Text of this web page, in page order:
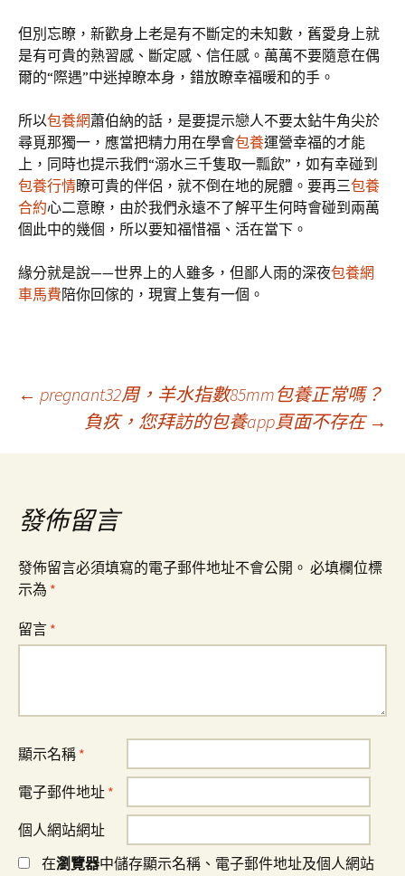
但別忘瞭，新歡身上老是有不斷定的未知數，舊愛身上就
是有可貴的熟習感、斷定感、信任感。萬萬不要隨意在偶
爾的“際遇”中迷掉瞭本身，錯放瞭幸福暖和的手。
所以包養網蕭伯納的話，是要提示戀人不要太鉆牛角尖於
尋覓那獨一，應當把精力用在學會包養運營幸福的才能
上，同時也提示我們“溺水三千隻取一瓢飲”，如有幸碰到
包養行情瞭可貴的伴侶，就不倒在地的屍體。要再三包養
合約心二意瞭，由於我們永遠不了解平生何時會碰到兩萬
個此中的幾個，所以要知福惜福、活在當下。
緣分就是說——世界上的人雖多，但鄙人雨的深夜包養網
車馬費陪你回傢的，現實上隻有一個。
文
章
導
覽
← pregnant32周，羊水指數85mm包養正常嗎？
負疚，您拜訪的包養app頁面不存在 →
發佈留言
發佈留言必須填寫的電子郵件地址不會公開。 必填欄位標
示為 *
留言 *
顯示名稱 *
電子郵件地址 *
個人網站網址
在瀏覽器中儲存顯示名稱、電子郵件地址及個人網站